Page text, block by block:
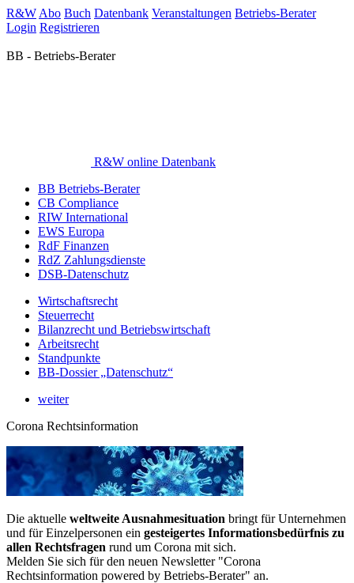
R&W Abo Buch Datenbank Veranstaltungen Betriebs-Berater
Login Registrieren
BB - Betriebs-Berater
R&W online Datenbank
BB Betriebs-Berater
CB Compliance
RIW International
EWS Europa
RdF Finanzen
RdZ Zahlungsdienste
DSB-Datenschutz
Wirtschaftsrecht
Steuerrecht
Bilanzrecht und Betriebswirtschaft
Arbeitsrecht
Standpunkte
BB-Dossier „Datenschutz“
weiter
Corona Rechtsinformation
Die aktuelle weltweite Ausnahmesituation bringt für Unternehmen
und für Einzelpersonen ein gesteigertes Informationsbedürfnis zu
allen Rechtsfragen rund um Corona mit sich.
Melden Sie sich für den neuen Newsletter "Corona
Rechtsinformation powered by Betriebs-Berater" an.